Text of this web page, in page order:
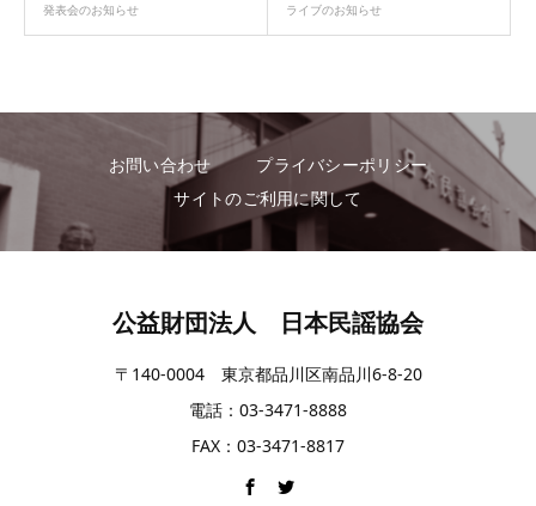
発表会のお知らせ ライブのお知らせ
お問い合わせ
プライバシーポリシー
サイトのご利用に関して
公益財団法人 日本民謡協会
〒140-0004 東京都品川区南品川6-8-20
電話：03-3471-8888
FAX：03-3471-8817